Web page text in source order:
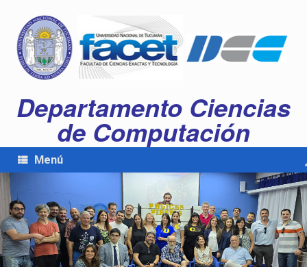
Departamento Ciencias
de Computación
Menú